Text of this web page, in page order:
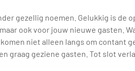
gezellig noemen. Gelukkig is de
ook voor jouw nieuwe gasten.
niet alleen langs om contant
graag geziene gasten. Tot slot